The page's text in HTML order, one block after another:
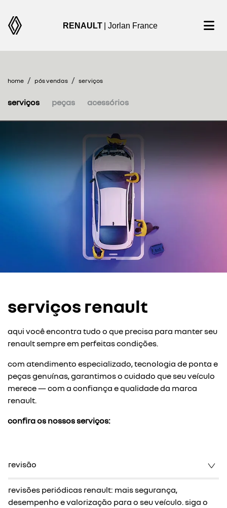
RENAULT | Jorlan France
home pós vendas serviços
peças acessórios
serviços
serviços renault
aqui você encontra tudo o que precisa para manter seu
renault sempre em perfeitas condições.
com atendimento especializado, tecnologia de ponta e
peças genuínas, garantimos o cuidado que seu veículo
merece — com a confiança e qualidade da marca
renault.
confira os nossos serviços:
revisão
revisões periódicas renault: mais segurança,
desempenho e valorização para o seu veículo.siga o